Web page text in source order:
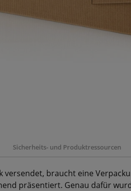
Sicherheits- und Produktressourcen
versendet, braucht eine
präsentiert. Genau dafür